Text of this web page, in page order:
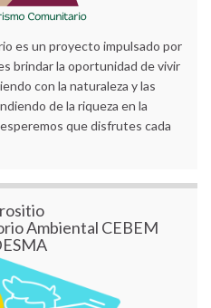
es un proyecto impulsado por
brindar la oportunidad de vivir
con la naturaleza y las
de la riqueza en la
que disfrutes cada
Ambiental CEBEM